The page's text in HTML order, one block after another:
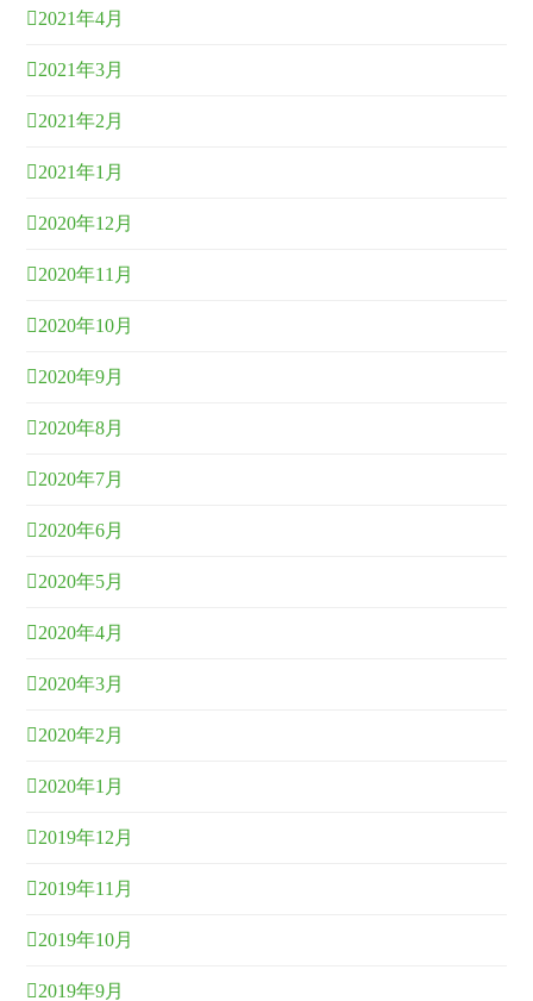
2021年4月
2021年3月
2021年2月
2021年1月
2020年12月
2020年11月
2020年10月
2020年9月
2020年8月
2020年7月
2020年6月
2020年5月
2020年4月
2020年3月
2020年2月
2020年1月
2019年12月
2019年11月
2019年10月
2019年9月